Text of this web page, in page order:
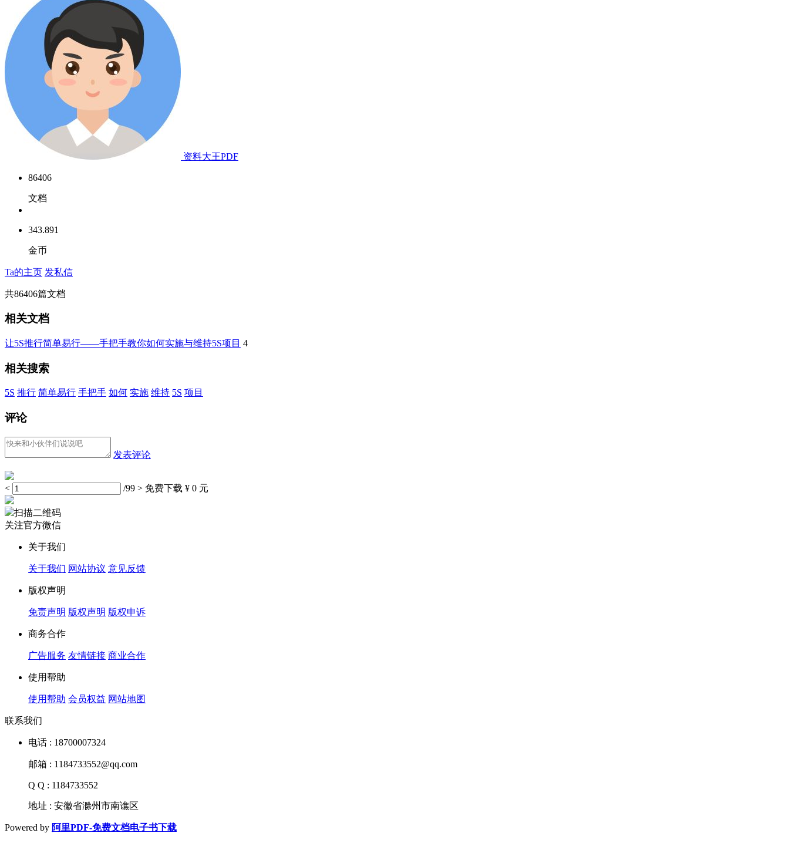
资料大王PDF
86406
文档
343.891
金币
Ta的主页 发私信
共86406篇文档
相关文档
让5S推行简单易行——手把手教你如何实施与维持5S项目 4
相关搜索
5S 推行 简单易行 手把手 如何 实施 维持 5S 项目
评论
发表评论
< /99 > 免费下载 ¥ 0 元
扫描二维码
关注官方微信
关于我们
关于我们 网站协议 意见反馈
版权声明
免责声明 版权声明 版权申诉
商务合作
广告服务 友情链接 商业合作
使用帮助
使用帮助 会员权益 网站地图
联系我们
电话 : 18700007324
邮箱 : 1184733552@qq.com
Q Q : 1184733552
地址 : 安徽省滁州市南谯区
Powered by 阿里PDF-免费文档电子书下载